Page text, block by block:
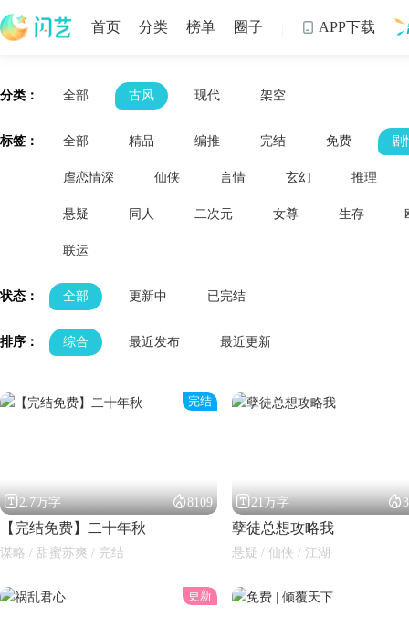
首页 分类 榜单 圈子  APP下载
分类： 全部 古风 现代 架空
标签： 全部 精品 编推 完结 免费 剧
虐恋情深 仙侠 言情 玄幻 推理
悬疑 同人 二次元 女尊 生存
联运
状态： 全部 更新中 已完结
排序： 综合 最近发布 最近更新
完结
2.7万字 8109
【完结免费】二十年秋
谋略 / 甜蜜苏爽 / 完结
21万字 
孽徒总想攻略我
悬疑 / 仙侠 / 江湖
更新